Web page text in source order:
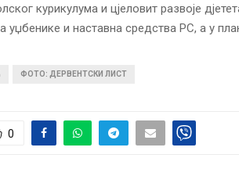
курикулума и цјеловит развоје
и наставна средства РС, а у
ФОТО: ДЕРВЕНТСКИ ЛИСТ
0